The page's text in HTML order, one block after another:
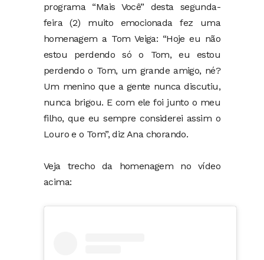
programa “Mais Você” desta segunda-
feira (2) muito emocionada fez uma
homenagem a Tom Veiga: “Hoje eu não
estou perdendo só o Tom, eu estou
perdendo o Tom, um grande amigo, né?
Um menino que a gente nunca discutiu,
nunca brigou. E com ele foi junto o meu
filho, que eu sempre considerei assim o
Louro e o Tom”, diz Ana chorando.
Veja trecho da homenagem no vídeo
acima: